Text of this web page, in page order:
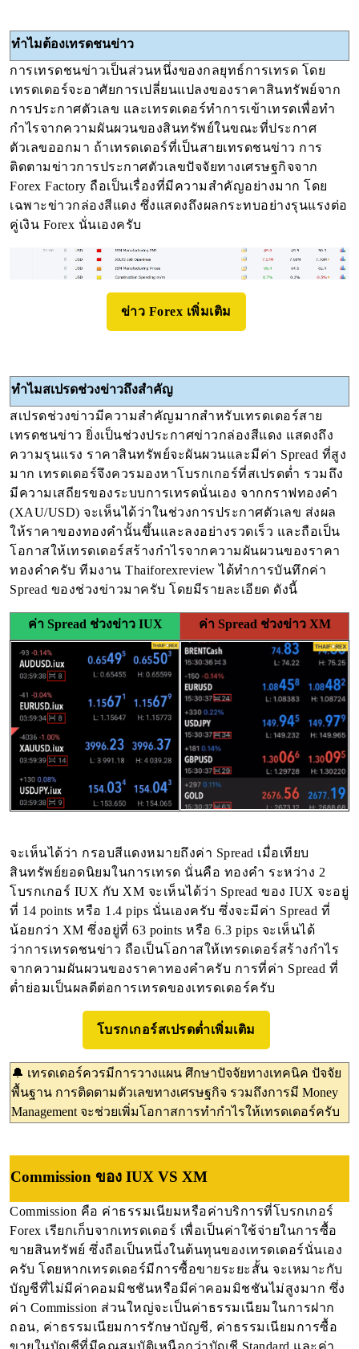
ทำไมต้องเทรดชนข่าว
การเทรดชนข่าวเป็นส่วนหนึ่งของกลยุทธ์การเทรด โดย
เทรดเดอร์จะอาศัยการเปลี่ยนแปลงของราคาสินทรัพย์จาก
การประกาศตัวเลข และเทรดเดอร์ทำการเข้าเทรดเพื่อทำ
กำไรจากความผันผวนของสินทรัพย์ในขณะที่ประกาศ
ตัวเลขออกมา ถ้าเทรดเดอร์ที่เป็นสายเทรดชนข่าว การ
ติดตามข่าวการประกาศตัวเลขปัจจัยทางเศรษฐกิจจาก
Forex Factory ถือเป็นเรื่องที่มีความสำคัญอย่างมาก โดย
เฉพาะข่าวกล่องสีแดง ซึ่งแสดงถึงผลกระทบอย่างรุนแรงต่อ
คู่เงิน Forex นั่นเองครับ
ข่าว Forex เพิ่มเติม
ทำไมสเปรดช่วงข่าวถึงสำคัญ
สเปรดช่วงข่าวมีความสำคัญมากสำหรับเทรดเดอร์สาย
เทรดชนข่าว ยิ่งเป็นช่วงประกาศข่าวกล่องสีแดง แสดงถึง
ความรุนแรง ราคาสินทรัพย์จะผันผวนและมีค่า Spread ที่สูง
มาก เทรดเดอร์จึงควรมองหาโบรกเกอร์ที่สเปรดต่ำ รวมถึง
มีความเสถียรของระบบการเทรดนั่นเอง จากกราฟทองคำ
(XAU/USD) จะเห็นได้ว่าในช่วงการประกาศตัวเลข ส่งผล
ให้ราคาของทองคำนั้นขึ้นและลงอย่างรวดเร็ว และถือเป็น
โอกาสให้เทรดเดอร์สร้างกำไรจากความผันผวนของราคา
ทองคำครับ ทีมงาน Thaiforexreview ได้ทำการบันทึกค่า
Spread ของช่วงข่าวมาครับ โดยมีรายละเอียด ดังนี้
ค่า Spread ช่วงข่าว IUX ค่า Spread ช่วงข่าว XM
จะเห็นได้ว่า กรอบสีแดงหมายถึงค่า Spread เมื่อเทียบ
สินทรัพย์ยอดนิยมในการเทรด นั่นคือ ทองคำ ระหว่าง 2
โบรกเกอร์ IUX กับ XM จะเห็นได้ว่า Spread ของ IUX จะอยู่
ที่ 14 points หรือ 1.4 pips นั่นเองครับ ซึ่งจะมีค่า Spread ที่
น้อยกว่า XM ซึ่งอยู่ที่ 63 points หรือ 6.3 pips จะเห็นได้
ว่าการเทรดชนข่าว ถือเป็นโอกาสให้เทรดเดอร์สร้างกำไร
จากความผันผวนของราคาทองคำครับ การที่ค่า Spread ที่
ต่ำย่อมเป็นผลดีต่อการเทรดของเทรดเดอร์ครับ
โบรกเกอร์สเปรดต่ำเพิ่มเติม
🔔 เทรดเดอร์ควรมีการวางแผน ศึกษาปัจจัยทางเทคนิค ปัจจัย
พื้นฐาน การติดตามตัวเลขทางเศรษฐกิจ รวมถึงการมี Money
Management จะช่วยเพิ่มโอกาสการทำกำไรให้เทรดเดอร์ครับ
Commission ของ IUX VS XM
Commission คือ ค่าธรรมเนียมหรือค่าบริการที่โบรกเกอร์
Forex เรียกเก็บจากเทรดเดอร์ เพื่อเป็นค่าใช้จ่ายในการซื้อ
ขายสินทรัพย์ ซึ่งถือเป็นหนึ่งในต้นทุนของเทรดเดอร์นั่นเอง
ครับ โดยหากเทรดเดอร์มีการซื้อขายระยะสั้น จะเหมาะกับ
บัญชีที่ไม่มีค่าคอมมิชชันหรือมีค่าคอมมิชชันไม่สูงมาก ซึ่ง
ค่า Commission ส่วนใหญ่จะเป็นค่าธรรมเนียมในการฝาก
ถอน, ค่าธรรมเนียมการรักษาบัญชี, ค่าธรรมเนียมการซื้อ
ขายในบัญชีที่มีคุณสมบัติเหนือกว่าบัญชี Standard และค่า